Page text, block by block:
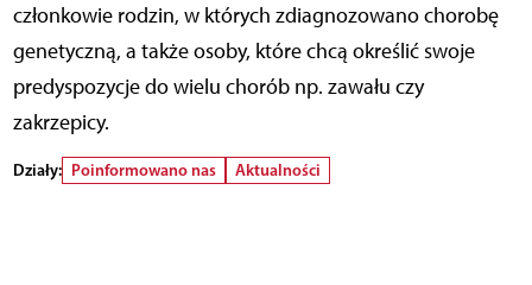
członkowie rodzin, w których zdiagnozowano chorobę
genetyczną, a także osoby, które chcą określić swoje
predyspozycje do wielu chorób np. zawału czy
zakrzepicy.
Działy: Poinformowano nas Aktualności